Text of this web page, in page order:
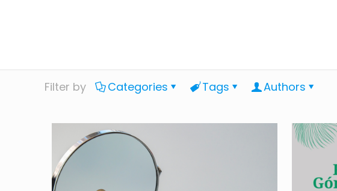
Filter by Categories Tags Authors